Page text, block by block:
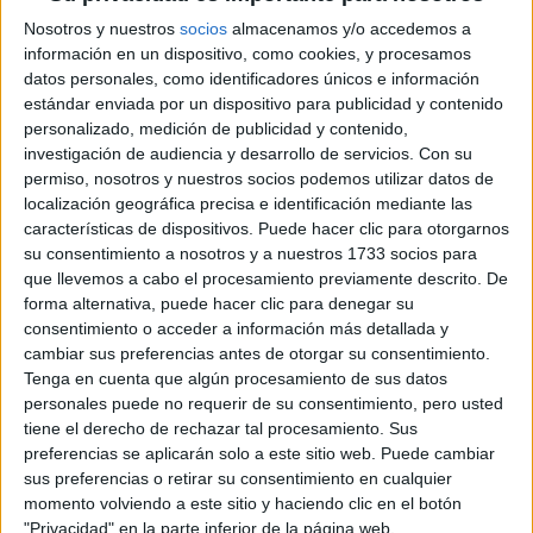
Nosotros y nuestros socios almacenamos y/o accedemos a
información en un dispositivo, como cookies, y procesamos
datos personales, como identificadores únicos e información
estándar enviada por un dispositivo para publicidad y contenido
personalizado, medición de publicidad y contenido,
investigación de audiencia y desarrollo de servicios. Con su
permiso, nosotros y nuestros socios podemos utilizar datos de
localización geográfica precisa e identificación mediante las
características de dispositivos. Puede hacer clic para otorgarnos
su consentimiento a nosotros y a nuestros 1733 socios para
que llevemos a cabo el procesamiento previamente descrito. De
forma alternativa, puede hacer clic para denegar su
consentimiento o acceder a información más detallada y
cambiar sus preferencias antes de otorgar su consentimiento.
Tenga en cuenta que algún procesamiento de sus datos
personales puede no requerir de su consentimiento, pero usted
tiene el derecho de rechazar tal procesamiento. Sus
preferencias se aplicarán solo a este sitio web. Puede cambiar
sus preferencias o retirar su consentimiento en cualquier
momento volviendo a este sitio y haciendo clic en el botón
"Privacidad" en la parte inferior de la página web.
TRABAJO Y MI
INSPIRACIÓN”.
TAMBIÉN TE PUEDE INTERESAR
BAFWEEK 2026:
FECHAS Y
NOVEDADES DE LA
SEMANA DE LA
MODA DE BUENOS
AIRES
MOM JEANS: EL
MODELO DE DENIM
MÁS FAVORECEDOR
Y QUE NUNCA PASA
DE MODA